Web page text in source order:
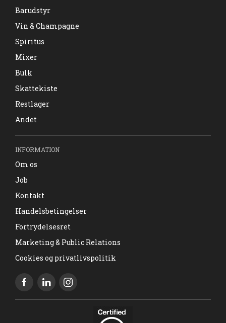
Barudstyr
Vin & Champagne
Spiritus
Mixer
Bulk
Skattekiste
Restlager
Andet
INFORMATION
Om os
Job
Kontakt
Handelsbetingelser
Fortrydelsesret
Marketing & Public Relations
Cookies og privatlivspolitik